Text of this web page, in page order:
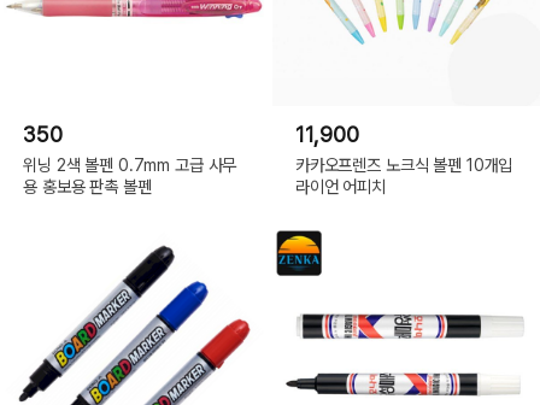
350
위닝 2색 볼펜 0.7mm 고급 사무
용 홍보용 판촉 볼펜
11,900
카카오프렌즈 노크식 볼펜 10개입
라이언 어피치